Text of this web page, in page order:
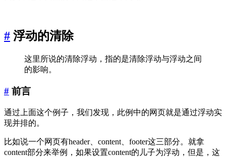
# 浮动的清除
这里所说的清除浮动，指的是清除浮动与浮动之间
的影响。
# 前言
通过上面这个例子，我们发现，此例中的网页就是通过浮动实
现并排的。
比如说一个网页有header、content、footer这三部分。就拿
content部分来举例，如果设置content的儿子为浮动，但是，这